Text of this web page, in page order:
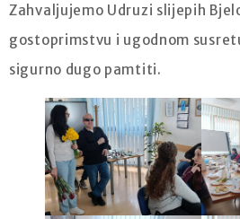
Zahvaljujemo Udruzi slijepih
gostoprimstvu i ugodnom
sigurno dugo pamtiti.